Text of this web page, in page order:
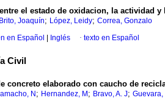
el estado de oxidacion, la actividad
Brito, Joaquín; López, Leidy; Correa, Gonzalo
en Español Inglés · texto en Español
Civil
concreto elaborado con caucho de
N ; Hernandez, M ; Bravo, A. J; Guevara,